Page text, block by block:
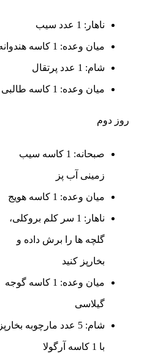
ناهار: 1 عدد سیب
میان وعده: 1 کاسه هندوانه
شام: 1 عدد پرتقال
میان وعده: 1 کاسه طالبی
روز دوم
صبحانه: 1 کاسه سیب
زمینی آب پز
میان وعده: 1 کاسه هویج
ناهار: 1 سر کلم بروکلی،
گلچه ها را برش داده و
بخارپز کنید
میان وعده: 1 کاسه گوجه
گیلاسی
شام: 5 عدد مارچوبه بخارپز
با 1 کاسه آرگولا